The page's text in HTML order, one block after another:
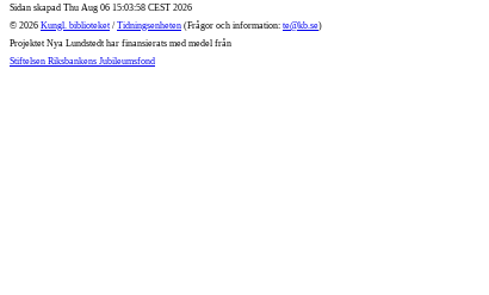
Sidan skapad Thu Aug 06 15:03:58 CEST 2026
© 2026 Kungl. biblioteket / Tidningsenheten (Frågor och information: te@kb.se)
Projektet Nya Lundstedt har finansierats med medel från
Stiftelsen Riksbankens Jubileumsfond